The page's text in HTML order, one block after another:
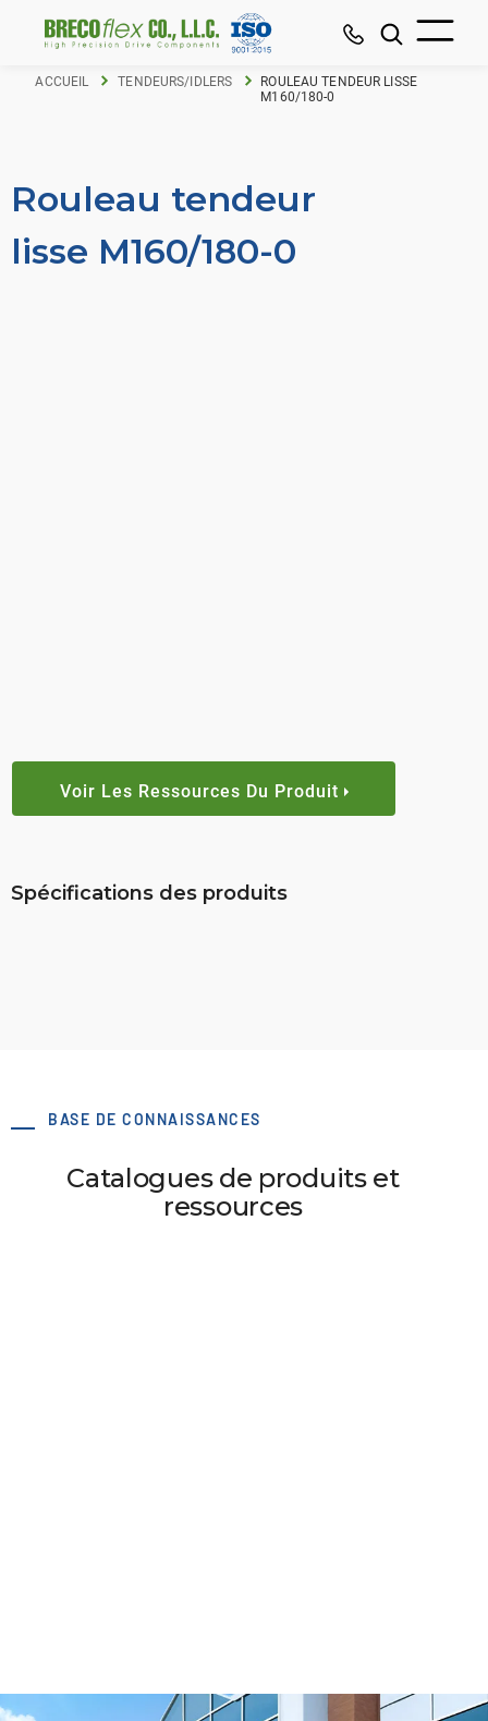
ACCUEIL TENDEURS/IDLERS
ROULEAU TENDEUR LISSE
M160/180-0
Rouleau tendeur
lisse M160/180-0
Voir Les Ressources Du Produit
Spécifications des produits
BASE DE CONNAISSANCES
Catalogues de produits et
ressources